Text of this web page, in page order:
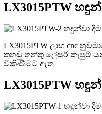
LX3015PTW
LX3015PTW ලාභ cnc
තහඩු තන්තු ලේසර් කැපුම්
විකිණීමට ඇත
LX3015PTW